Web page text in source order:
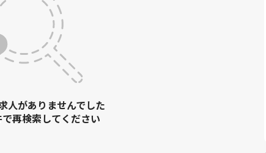
人がありませんでした
再検索してください